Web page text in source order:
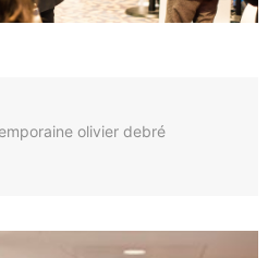
olivier debré